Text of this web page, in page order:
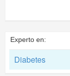
Experto en:
Diabetes